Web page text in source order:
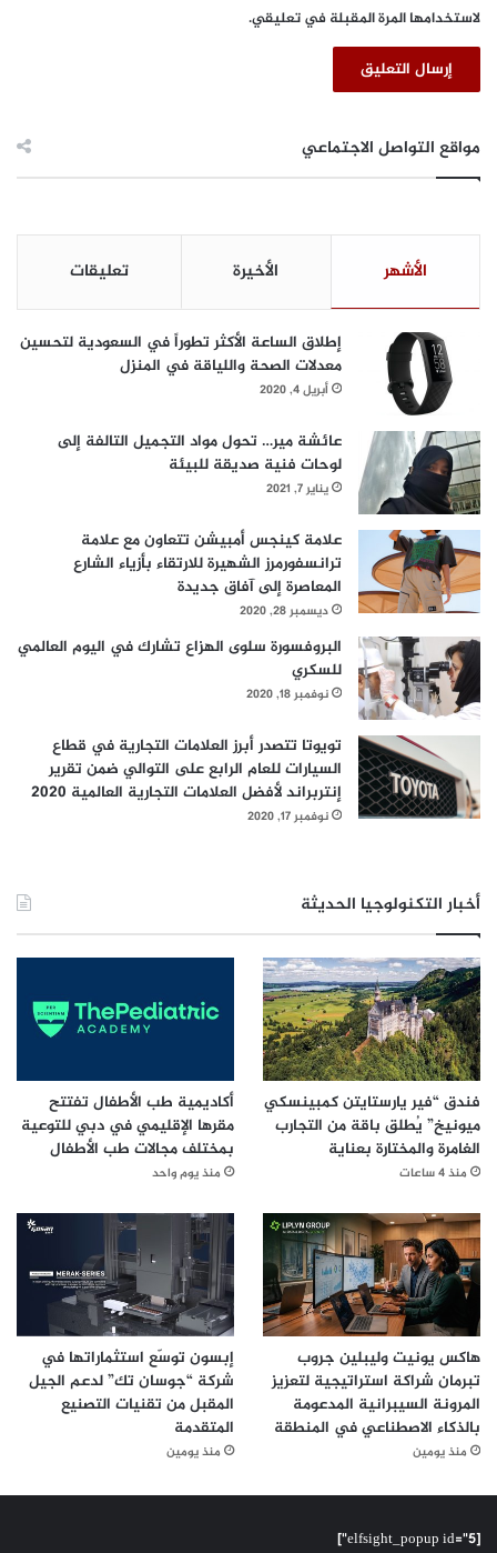
لاستخدامها المرة المقبلة في تعليقي.
مواقع التواصل الاجتماعي
الأشهر الأخيرة تعليقات
إطلاق الساعة الأكثر تطوراً في السعودية لتحسين
معدلات الصحة واللياقة في المنزل
أبريل 4, 2020
عائشة مير… تحول مواد التجميل التالفة إلى
لوحات فنية صديقة للبيئة
يناير 7, 2021
علامة كينجس أمبيشن تتعاون مع علامة
ترانسفورمرز الشهيرة للارتقاء بأزياء الشارع
المعاصرة إلى آفاق جديدة
ديسمبر 28, 2020
البروفسورة سلوى الهزاع تشارك في اليوم العالمي
للسكري
نوفمبر 18, 2020
تويوتا تتصدر أبرز العلامات التجارية في قطاع
السيارات للعام الرابع على التوالي ضمن تقرير
إنتربراند لأفضل العلامات التجارية العالمية 2020
نوفمبر 17, 2020
أخبار التكنولوجيا الحديثة
فندق “فير يارستايتن كمبينسكي
ميونيخ” يُطلق باقة من التجارب
الغامرة والمختارة بعناية
منذ 4 ساعات
أكاديمية طب الأطفال تفتتح
مقرها الإقليمي في دبي للتوعية
بمختلف مجالات طب الأطفال
منذ يوم واحد
هاكس يونيت وليبلين جروب
تبرمان شراكة استراتيجية لتعزيز
المرونة السيبرانية المدعومة
بالذكاء الاصطناعي في المنطقة
منذ يومين
إبسون توسّع استثماراتها في
شركة “جوسان تك” لدعم الجيل
المقبل من تقنيات التصنيع
المتقدمة
منذ يومين
[elfsight_popup id="5"]